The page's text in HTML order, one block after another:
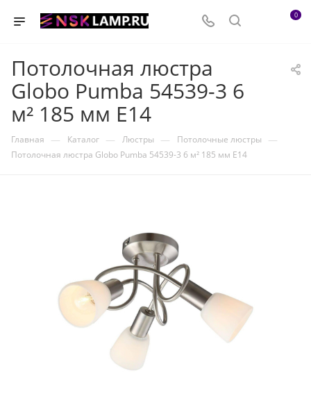
0
Потолочная люстра
Globo Pumba 54539-3 6
м² 185 мм E14
Главная — Каталог — Люстры — Потолочные люстры —
Потолочная люстра Globo Pumba 54539-3 6 м² 185 мм E14